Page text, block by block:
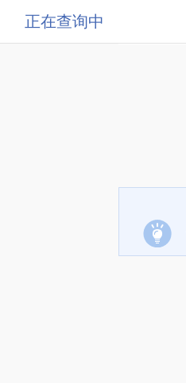
正在查询中